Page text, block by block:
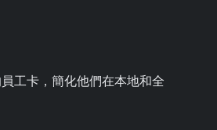
工卡，簡化他們在本地和全